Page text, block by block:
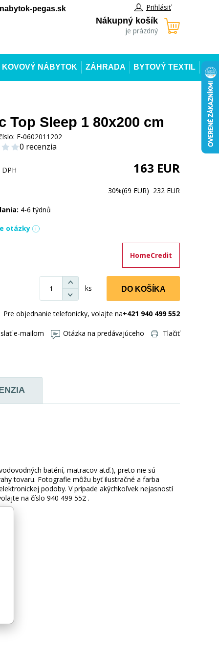
pegas.sk Prihlásiť
Nákupný košík
je prázdný
KOVOVÝ NÁBYTOK ZÁHRADA BYTOVÝ TEXTIL
Top Sleep 1 80x200 cm
F-0602011202
0 recenzia
163 EUR
30%(69 EUR) 232 EUR
4-6 týdnů
otázky
HomeCredit
ks DO KOŠÍKA
Pre objednanie telefonicky, volajte na+421 940 499 552
e-mailom Otázka na predávajúceho Tlačiť
batérií, matracov atď.), preto nie sú
tovaru. Fotografie môžu byť ilustračné a farba
podoby. V prípade akýchkoľvek nejasností
na číslo 940 499 552 .